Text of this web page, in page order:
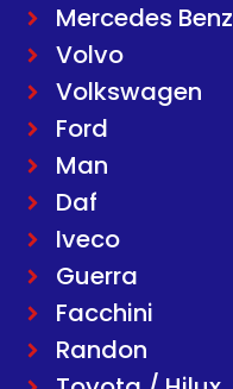
Mercedes Benz
Volvo
Volkswagen
Ford
Man
Daf
Iveco
Guerra
Facchini
Randon